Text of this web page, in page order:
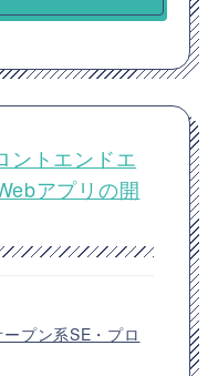
ントエンドエ
アプリの開
ープン系SE・プロ